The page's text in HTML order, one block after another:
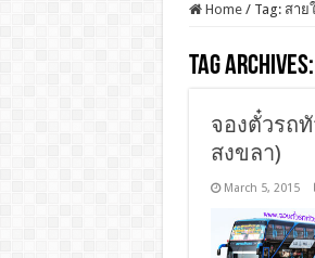
Home / Tag: สาย
Tag Archives:
จองตั๋วรถ
สงขลา)
March 5, 2015